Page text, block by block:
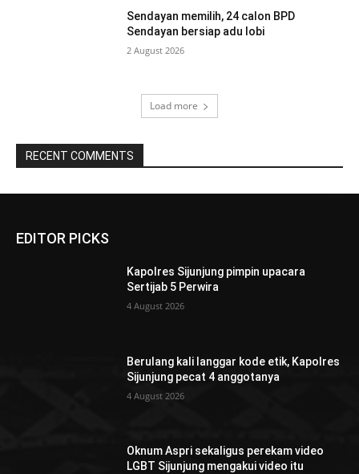
Sendayan memilih, 24 calon BPD
Sendayan bersiap adu lobi
2 August 2026
Load more
RECENT COMMENTS
EDITOR PICKS
Kapolres Sijunjung pimpin upacara
Sertijab 5 Perwira
4 August 2026
Berulang kali langgar kode etik, Kapolres
Sijunjung pecat 4 anggotanya
4 August 2026
Oknum Aspri sekaligus perekam video
LGBT Sijunjung mengakui video itu